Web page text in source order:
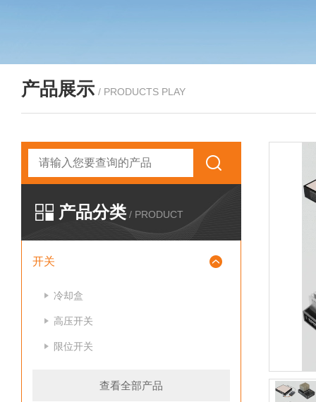
产品展示 / PRODUCTS PLAY
产品分类 / PRODUCT
开关
冷却盒
高压开关
限位开关
查看全部产品